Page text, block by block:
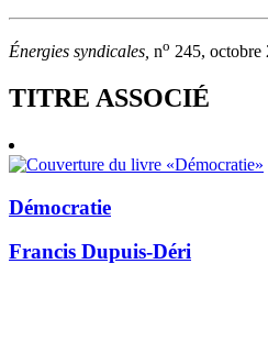
Énergies syndicales, no 245, octobre
TITRE ASSOCIÉ
Démocratie
Francis Dupuis-Déri